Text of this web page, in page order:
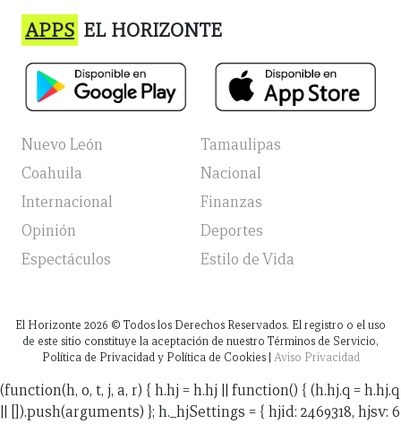
APPS EL HORIZONTE
Nuevo León
Tamaulipas
Coahuila
Nacional
Internacional
Finanzas
Opinión
Deportes
Espectáculos
Estilo de Vida
El Horizonte 2026 © Todos los Derechos Reservados. El registro o el uso
de este sitio constituye la aceptación de nuestro Términos de Servicio,
Política de Privacidad y Política de Cookies | Aviso Privacidad
(function(h, o, t, j, a, r) { h.hj = h.hj || function() { (h.hj.q = h.hj.q
|| []).push(arguments) }; h._hjSettings = { hjid: 2469318, hjsv: 6